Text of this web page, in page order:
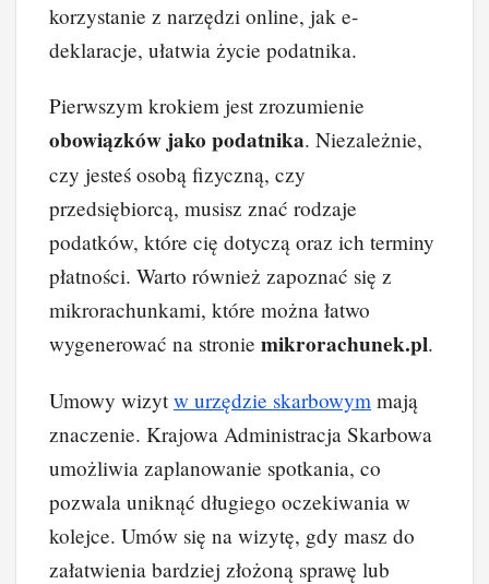
korzystanie z narzędzi online, jak e-
deklaracje, ułatwia życie podatnika.
Pierwszym krokiem jest zrozumienie
obowiązków jako podatnika. Niezależnie,
czy jesteś osobą fizyczną, czy
przedsiębiorcą, musisz znać rodzaje
podatków, które cię dotyczą oraz ich terminy
płatności. Warto również zapoznać się z
mikrorachunkami, które można łatwo
wygenerować na stronie mikrorachunek.pl.
Umowy wizyt w urzędzie skarbowym mają
znaczenie. Krajowa Administracja Skarbowa
umożliwia zaplanowanie spotkania, co
pozwala uniknąć długiego oczekiwania w
kolejce. Umów się na wizytę, gdy masz do
załatwienia bardziej złożoną sprawę lub